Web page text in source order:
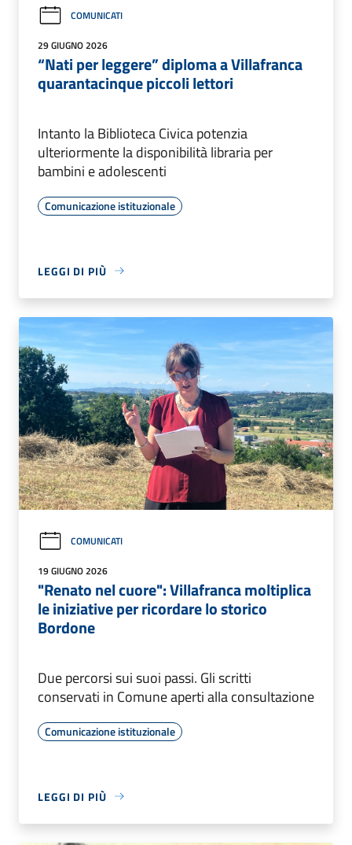
COMUNICATI
29 GIUGNO 2026
“Nati per leggere” diploma a Villafranca
quarantacinque piccoli lettori
Intanto la Biblioteca Civica potenzia
ulteriormente la disponibilità libraria per
bambini e adolescenti
Comunicazione istituzionale
LEGGI DI PIÙ
COMUNICATI
19 GIUGNO 2026
"Renato nel cuore": Villafranca moltiplica
le iniziative per ricordare lo storico
Bordone
Due percorsi sui suoi passi. Gli scritti
conservati in Comune aperti alla consultazione
Comunicazione istituzionale
LEGGI DI PIÙ